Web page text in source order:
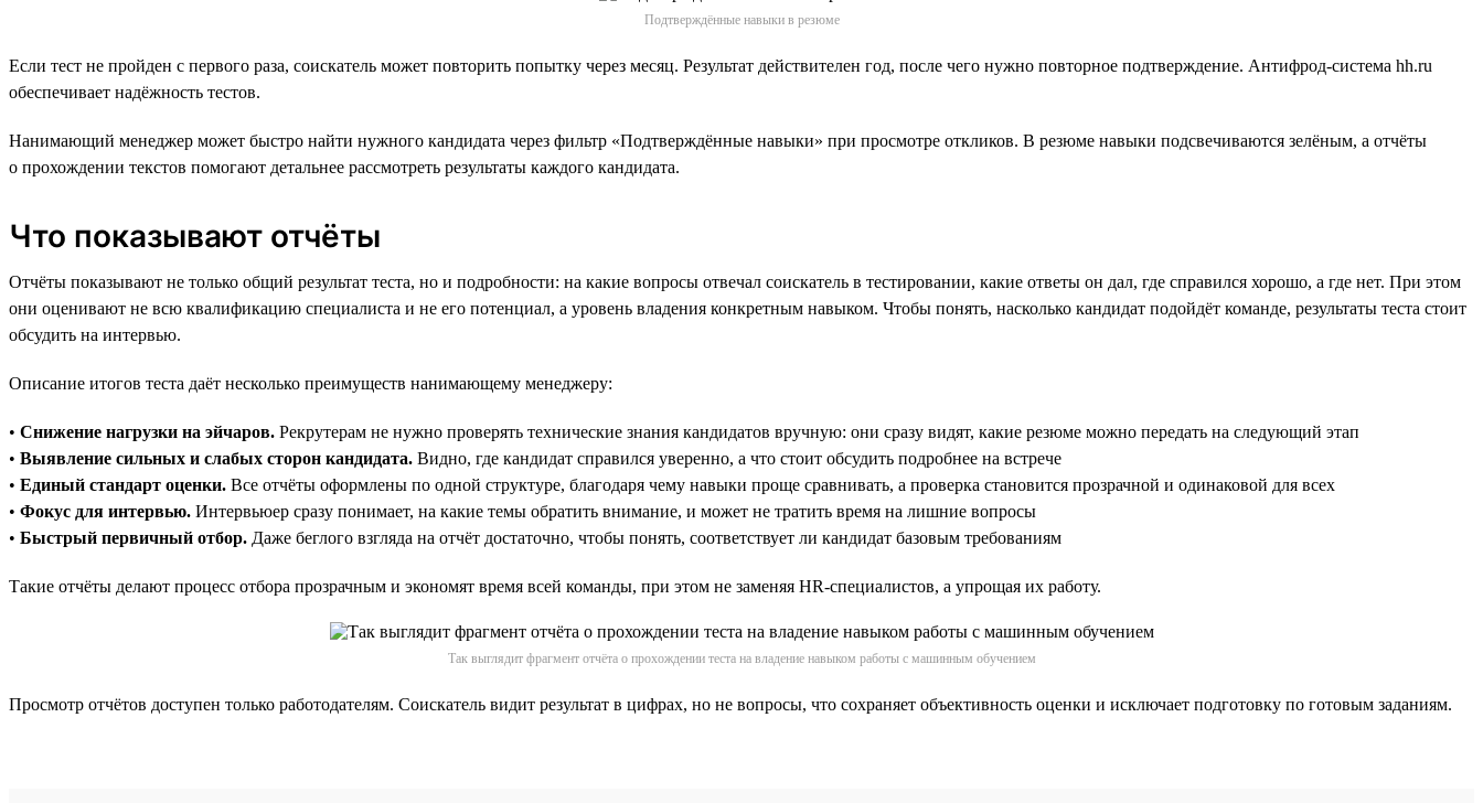
Подтверждённые навыки в резюме
Если тест не пройден с первого раза, соискатель может повторить попытку через месяц. Результат действителен год, после чего нужно повторное подтверждение. Антифрод-система hh.ru
обеспечивает надёжность тестов.
Нанимающий менеджер может быстро найти нужного кандидата через фильтр «Подтверждённые навыки» при просмотре откликов. В резюме навыки подсвечиваются зелёным, а отчёты
о прохождении текстов помогают детальнее рассмотреть результаты каждого кандидата.
Что показывают отчёты
Отчёты показывают не только общий результат теста, но и подробности: на какие вопросы отвечал соискатель в тестировании, какие ответы он дал, где справился хорошо, а где нет. При этом
они оценивают не всю квалификацию специалиста и не его потенциал, а уровень владения конкретным навыком. Чтобы понять, насколько кандидат подойдёт команде, результаты теста стоит
обсудить на интервью.
Описание итогов теста даёт несколько преимуществ нанимающему менеджеру:
• Снижение нагрузки на эйчаров. Рекрутерам не нужно проверять технические знания кандидатов вручную: они сразу видят, какие резюме можно передать на следующий этап
• Выявление сильных и слабых сторон кандидата. Видно, где кандидат справился уверенно, а что стоит обсудить подробнее на встрече
• Единый стандарт оценки. Все отчёты оформлены по одной структуре, благодаря чему навыки проще сравнивать, а проверка становится прозрачной и одинаковой для всех
• Фокус для интервью. Интервьюер сразу понимает, на какие темы обратить внимание, и может не тратить время на лишние вопросы
• Быстрый первичный отбор. Даже беглого взгляда на отчёт достаточно, чтобы понять, соответствует ли кандидат базовым требованиям
Такие отчёты делают процесс отбора прозрачным и экономят время всей команды, при этом не заменяя HR-специалистов, а упрощая их работу.
Так выглядит фрагмент отчёта о прохождении теста на владение навыком работы с машинным обучением
Просмотр отчётов доступен только работодателям. Соискатель видит результат в цифрах, но не вопросы, что сохраняет объективность оценки и исключает подготовку по готовым заданиям.